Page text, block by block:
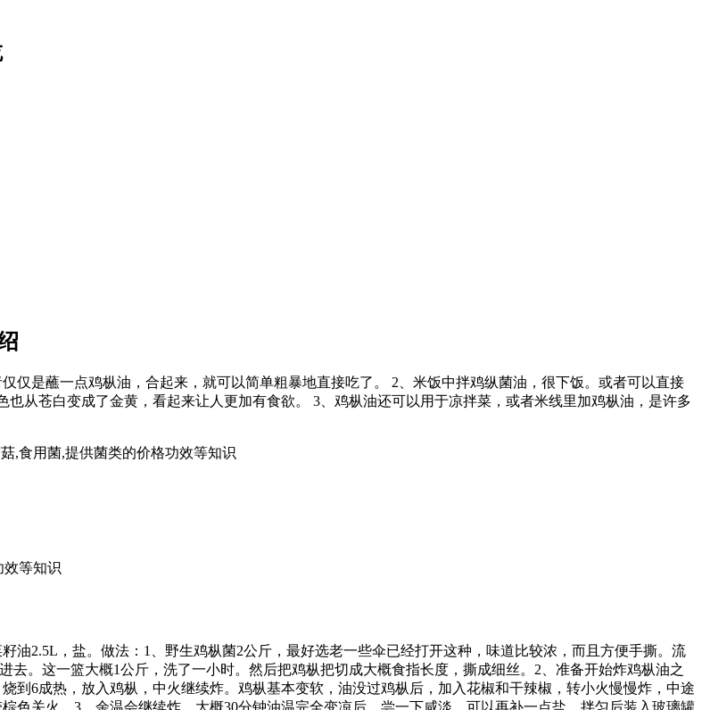
仅是蘸一点鸡枞油，合起来，就可以简单粗暴地直接吃了。 2、米饭中拌鸡纵菌油，很下饭。或者可以直接
从苍白变成了金黄，看起来让人更加有食欲。 3、鸡枞油还可以用于凉拌菜，或者米线里加鸡枞油，是许多
,食用菌,提供菌类的价格功效等知识
效等知识
油2.5L，盐。做法：1、野生鸡枞菌2公斤，最好选老一些伞已经打开这种，味道比较浓，而且方便手撕。流
。这一篮大概1公斤，洗了一小时。然后把鸡枞把切成大概食指长度，撕成细丝。2、准备开始炸鸡枞油之
到6成热，放入鸡枞，中火继续炸。鸡枞基本变软，油没过鸡枞后，加入花椒和干辣椒，转小火慢慢炸，中途